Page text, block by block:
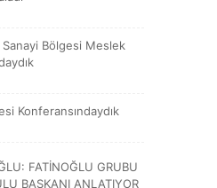
Sanayi Bölgesi Meslek
Konferansındaydık
FATİNOĞLU GRUBU
BAŞKANI ANLATIYOR